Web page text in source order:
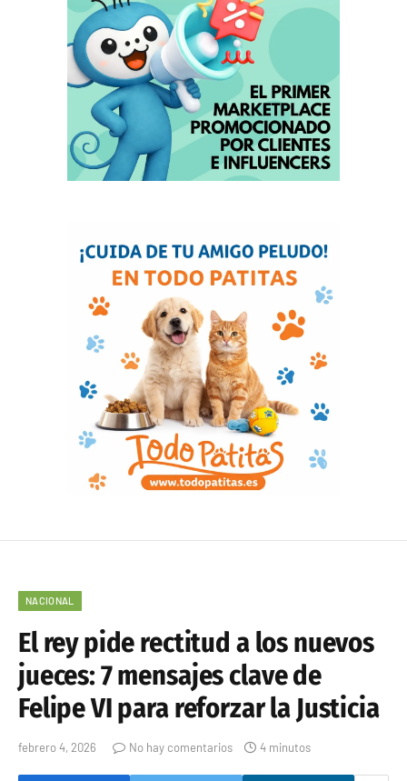
NACIONAL
El rey pide rectitud a los nuevos
jueces: 7 mensajes clave de
Felipe VI para reforzar la Justicia
febrero 4, 2026 No hay comentarios 4 minutos